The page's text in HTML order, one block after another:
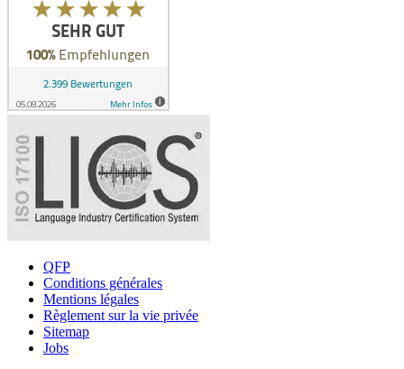
QFP
Conditions générales
Mentions légales
Règlement sur la vie privée
Sitemap
Jobs